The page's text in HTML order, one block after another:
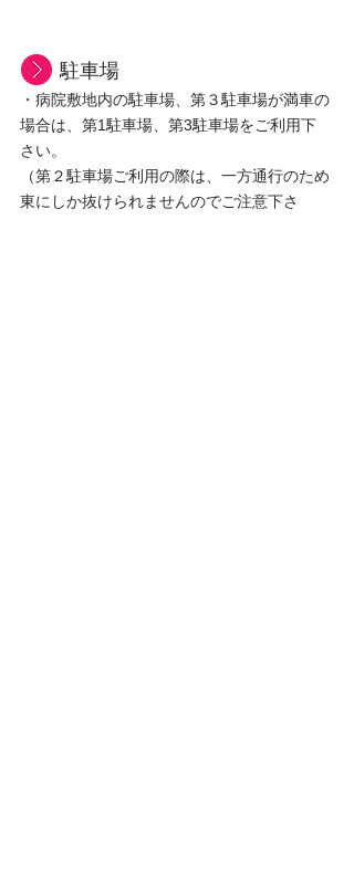
駐車場
・病院敷地内の駐車場、第３駐車場が満車の
場合は、第1駐車場、第3駐車場をご利用下
さい。
（第２駐車場ご利用の際は、一方通行のため
東にしか抜けられませんのでご注意下さ